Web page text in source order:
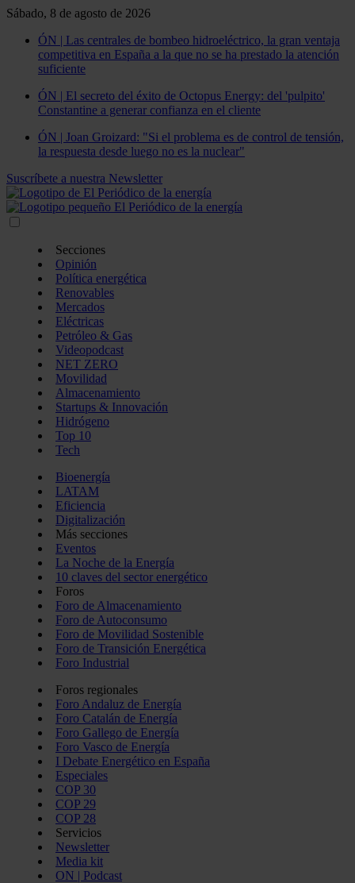
Sábado, 8 de agosto de 2026
ÓN | Las centrales de bombeo hidroeléctrico, la gran ventaja
competitiva en España a la que no se ha prestado la atención
suficiente
ÓN | El secreto del éxito de Octopus Energy: del 'pulpito'
Constantine a generar confianza en el cliente
ÓN | Joan Groizard: "Si el problema es de control de tensión,
la respuesta desde luego no es la nuclear"
Suscríbete a nuestra Newsletter
Secciones
Opinión
Política energética
Renovables
Mercados
Eléctricas
Petróleo & Gas
Videopodcast
NET ZERO
Movilidad
Almacenamiento
Startups & Innovación
Hidrógeno
Top 10
Tech
Bioenergía
LATAM
Eficiencia
Digitalización
Más secciones
Eventos
La Noche de la Energía
10 claves del sector energético
Foros
Foro de Almacenamiento
Foro de Autoconsumo
Foro de Movilidad Sostenible
Foro de Transición Energética
Foro Industrial
Foros regionales
Foro Andaluz de Energía
Foro Catalán de Energía
Foro Gallego de Energía
Foro Vasco de Energía
I Debate Energético en España
Especiales
COP 30
COP 29
COP 28
Servicios
Newsletter
Media kit
ON | Podcast